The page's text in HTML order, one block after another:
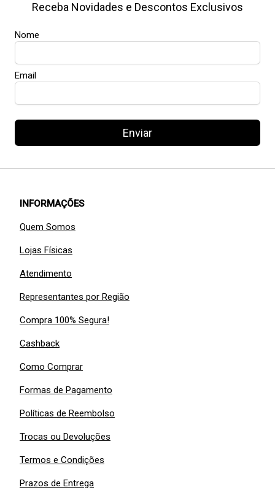
Receba Novidades e Descontos Exclusivos
Nome
Email
Enviar
INFORMAÇÕES
Quem Somos
Lojas Físicas
Atendimento
Representantes por Região
Compra 100% Segura!
Cashback
Como Comprar
Formas de Pagamento
Políticas de Reembolso
Trocas ou Devoluções
Termos e Condições
Prazos de Entrega